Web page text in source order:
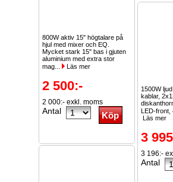
800W aktiv 15" högtalare på
hjul med mixer och EQ.
Mycket stark 15" bas i gjuten
aluminium med extra stor
mag...
Läs mer
2 500:-
2 000:- exkl. moms
Antal
1500W
kablar,
LED-front,
Läs mer
3
3 196:-
Antal